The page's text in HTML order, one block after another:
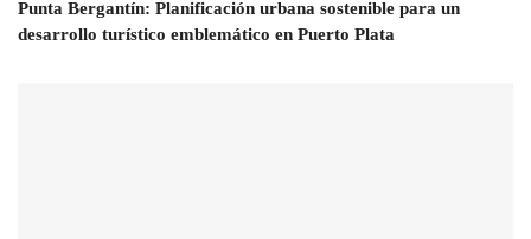
Punta Bergantín: Planificación urbana sostenible para un
desarrollo turístico emblemático en Puerto Plata